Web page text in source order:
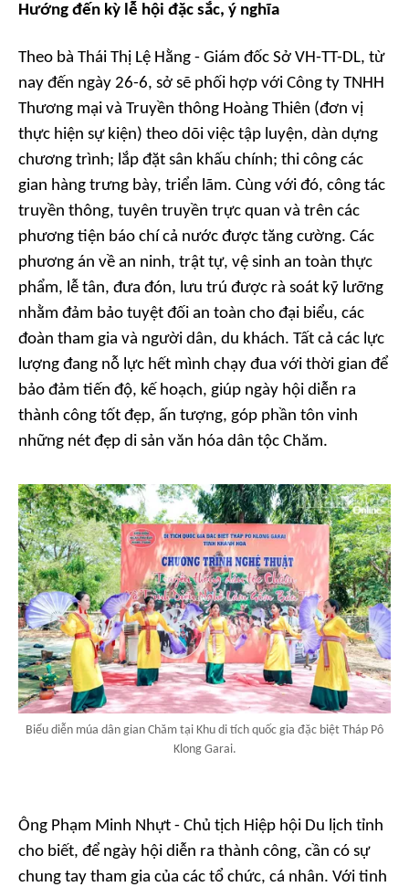
Hướng đến kỳ lễ hội đặc sắc, ý nghĩa
Theo bà Thái Thị Lệ Hằng - Giám đốc Sở VH-TT-DL, từ
nay đến ngày 26-6, sở sẽ phối hợp với Công ty TNHH
Thương mại và Truyền thông Hoàng Thiên (đơn vị
thực hiện sự kiện) theo dõi việc tập luyện, dàn dựng
chương trình; lắp đặt sân khấu chính; thi công các
gian hàng trưng bày, triển lãm. Cùng với đó, công tác
truyền thông, tuyên truyền trực quan và trên các
phương tiện báo chí cả nước được tăng cường. Các
phương án về an ninh, trật tự, vệ sinh an toàn thực
phẩm, lễ tân, đưa đón, lưu trú được rà soát kỹ lưỡng
nhằm đảm bảo tuyệt đối an toàn cho đại biểu, các
đoàn tham gia và người dân, du khách. Tất cả các lực
lượng đang nỗ lực hết mình chạy đua với thời gian để
bảo đảm tiến độ, kế hoạch, giúp ngày hội diễn ra
thành công tốt đẹp, ấn tượng, góp phần tôn vinh
những nét đẹp di sản văn hóa dân tộc Chăm.
Biểu diễn múa dân gian Chăm tại Khu di tích quốc gia đặc biệt Tháp Pô
Klong Garai.
Ông Phạm Minh Nhựt - Chủ tịch Hiệp hội Du lịch tỉnh
cho biết, để ngày hội diễn ra thành công, cần có sự
chung tay tham gia của các tổ chức, cá nhân. Với tinh